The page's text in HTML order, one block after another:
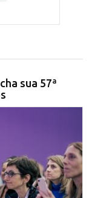
sua 57ª